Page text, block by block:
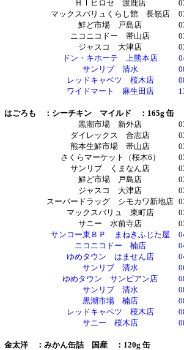
ＨＩヒロセ 渡鹿店
マックスバリュくらし館 長嶺店
鮮ど市場 戸島店
ニコニコドー 帯山店
ジャスコ 大津店
ドン・キホーテ 上熊本店
サンリブ 清水
レッドキャベツ 桜木店
ワイドマート 麻生田店
はごろも ：シーチキン マイルド ：165g 缶
黒潮市場 新外店
ダイレックス 合志店
熊本生鮮市場 帯山店
さくらマーケット（桜木6）
サンリブ くまなん店
鮮ど市場 戸島店
ジャスコ 大津店
スーパードラッグ シモカワ新地店
マックスバリュ 東町店
サニー 水前寺店
サンコー東ＢＰ まねきふじた屋
ニコニコドー 楠店
ゆめタウン はません店
サンリブ 清水
ゆめタウン サンピアン店
サンリブ 清水
黒潮市場 楠店
レッドキャベツ 桜木店
サニー 桜木店
金太洋 ：みかん缶詰 国産 ：120g 缶